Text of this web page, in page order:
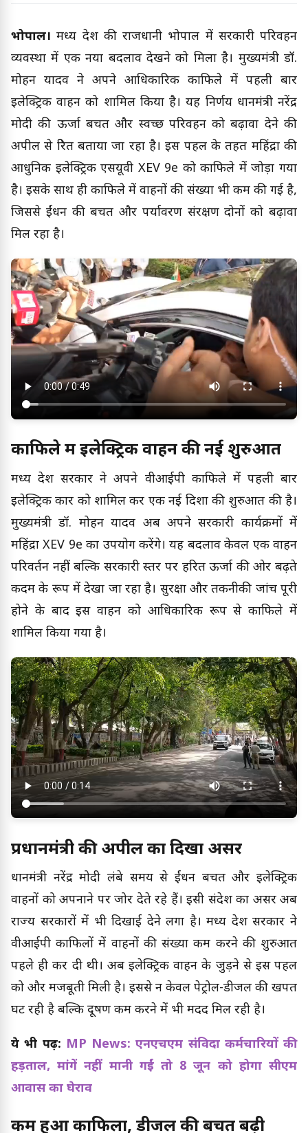
भोपाल। मध्य प्रदेश की राजधानी भोपाल में सरकारी परिवहन
व्यवस्था में एक नया बदलाव देखने को मिला है। मुख्यमंत्री डॉ.
मोहन यादव ने अपने आधिकारिक काफिले में पहली बार
इलेक्ट्रिक वाहन को शामिल किया है। यह निर्णय प्रधानमंत्री नरेंद्र
मोदी की ऊर्जा बचत और स्वच्छ परिवहन को बढ़ावा देने की
अपील से प्रेरित बताया जा रहा है। इस पहल के तहत महिंद्रा की
आधुनिक इलेक्ट्रिक एसयूवी XEV 9e को काफिले में जोड़ा गया
है। इसके साथ ही काफिले में वाहनों की संख्या भी कम की गई है,
जिससे ईंधन की बचत और पर्यावरण संरक्षण दोनों को बढ़ावा
मिल रहा है।
काफिले में इलेक्ट्रिक वाहन की नई शुरुआत
मध्य प्रदेश सरकार ने अपने वीआईपी काफिले में पहली बार
इलेक्ट्रिक कार को शामिल कर एक नई दिशा की शुरुआत की है।
मुख्यमंत्री डॉ. मोहन यादव अब अपने सरकारी कार्यक्रमों में
महिंद्रा XEV 9e का उपयोग करेंगे। यह बदलाव केवल एक वाहन
परिवर्तन नहीं बल्कि सरकारी स्तर पर हरित ऊर्जा की ओर बढ़ते
कदम के रूप में देखा जा रहा है। सुरक्षा और तकनीकी जांच पूरी
होने के बाद इस वाहन को आधिकारिक रूप से काफिले में
शामिल किया गया है।
प्रधानमंत्री की अपील का दिखा असर
प्रधानमंत्री नरेंद्र मोदी लंबे समय से ईंधन बचत और इलेक्ट्रिक
वाहनों को अपनाने पर जोर देते रहे हैं। इसी संदेश का असर अब
राज्य सरकारों में भी दिखाई देने लगा है। मध्य प्रदेश सरकार ने
वीआईपी काफिलों में वाहनों की संख्या कम करने की शुरुआत
पहले ही कर दी थी। अब इलेक्ट्रिक वाहन के जुड़ने से इस पहल
को और मजबूती मिली है। इससे न केवल पेट्रोल-डीजल की खपत
घट रही है बल्कि प्रदूषण कम करने में भी मदद मिल रही है।
ये भी पढ़ें: MP News: एनएचएम संविदा कर्मचारियों की
हड़ताल, मांगें नहीं मानी गईं तो 8 जून को होगा सीएम
आवास का घेराव
कम हुआ काफिला, डीजल की बचत बढ़ी